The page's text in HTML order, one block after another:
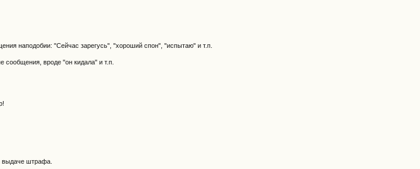
наподобии: "Сейчас зарегусь", "хороший спон", "испытаю" и т.п.
вроде "он кидала" и т.п.
выдаче штрафа.